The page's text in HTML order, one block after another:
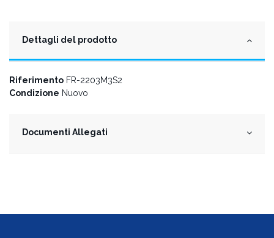
Dettagli del prodotto
Riferimento FR-2203M3S2
Condizione Nuovo
Documenti Allegati